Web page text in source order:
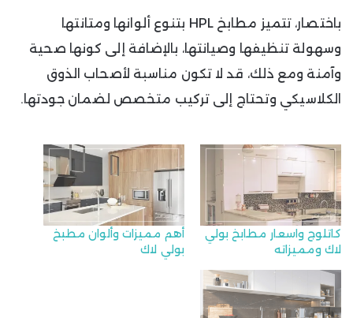
باختصار، تتميز مطابخ HPL بتنوع ألوانها ومتانتها
وسهولة تنظيفها وصيانتها، بالإضافة إلى كونها صحية
وآمنة ومع ذلك، قد لا تكون مناسبة لأصحاب الذوق
الكلاسيكي وتحتاج إلى تركيب متخصص لضمان جودتها.
كاتلوج واسعار مطابخ بولي
لاك ومميزاته
أهم مميزات وألوان مطبخ
بولي لاك